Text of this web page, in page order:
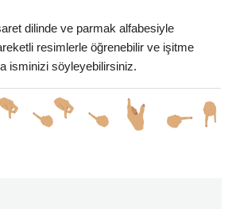
dilinde ve parmak alfabesiyle
resimlerle öğrenebilir ve işitme
isminizi söyleyebilirsiniz.